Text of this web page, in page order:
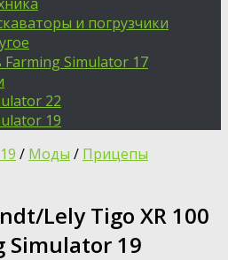
и погрузчики
Farming Simulator 17
22
19
/ Моды / Прицепы
Lely Tigo XR 100
Simulator 19